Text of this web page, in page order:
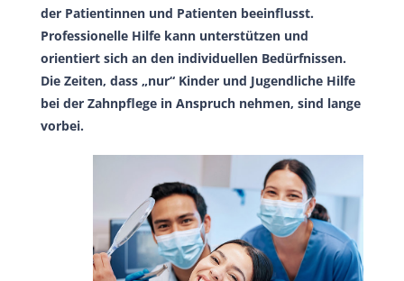
der Patientinnen und Patienten beeinflusst.
Professionelle Hilfe kann unterstützen und
orientiert sich an den individuellen Bedürfnissen.
Die Zeiten, dass „nur“ Kinder und Jugendliche Hilfe
bei der Zahnpflege in Anspruch nehmen, sind lange
vorbei.